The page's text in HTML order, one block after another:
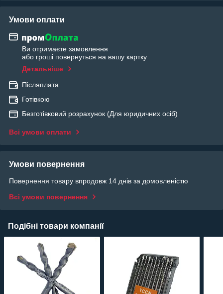
Умови оплати
Ви отримаєте замовлення
або гроші повернуться на вашу картку
Детальніше
Післяплата
Готівкою
Безготівковий розрахунок (Для юридичних осіб)
Всі умови оплати
Умови повернення
Повернення товару впродовж 14 днів за домовленістю
Всі умови повернення
Подібні товари компанії